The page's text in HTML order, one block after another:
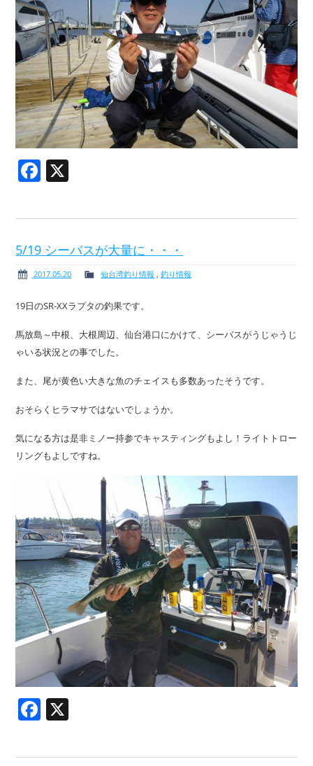
Facebook
5/19 シーバスが大量に・・・
2017.05.20 仙台湾釣り情報 ,釣り情報
19日のSR-XXラプタの釣果です。
馬放島～中根、大根周辺、仙台港口にかけて、シーバスがうじゃうじ
ゃいる状況との事でした。
また、尾が黄色い大きな魚のチェイスも多数あったそうです。
おそらくヒラマサではないでしょうか。
気になる方は是非ミノー持参でキャスティングもよし！ライトトロー
リングもよしですね。
Facebook